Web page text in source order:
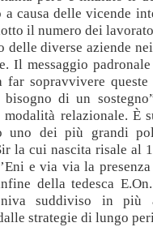
a causa delle vicende
il numero dei
delle diverse aziende
Il messaggio
sopravvivere queste
bisogno di un
modalità relazionale. È
uno dei più grandi
la cui nascita risale al
e via via la
della tedesca
suddiviso in più
strategie di lungo